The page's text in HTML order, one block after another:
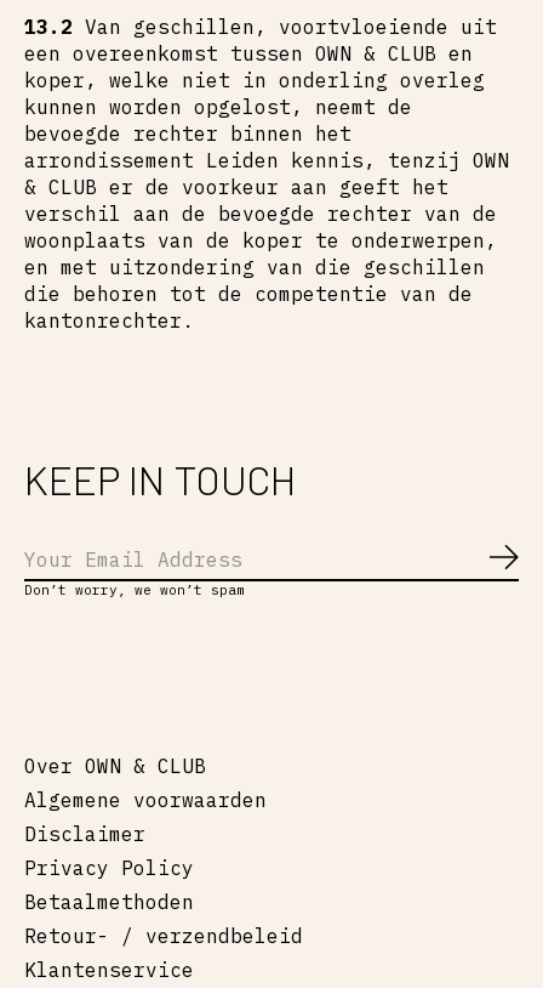
13.2 Van geschillen, voortvloeiende uit
een overeenkomst tussen OWN & CLUB en
koper, welke niet in onderling overleg
kunnen worden opgelost, neemt de
bevoegde rechter binnen het
arrondissement Leiden kennis, tenzij OWN
& CLUB er de voorkeur aan geeft het
verschil aan de bevoegde rechter van de
woonplaats van de koper te onderwerpen,
en met uitzondering van die geschillen
die behoren tot de competentie van de
kantonrechter.
KEEP IN TOUCH
Don’t worry, we won’t spam
Over OWN & CLUB
Algemene voorwaarden
Disclaimer
Privacy Policy
Betaalmethoden
Retour- / verzendbeleid
Klantenservice